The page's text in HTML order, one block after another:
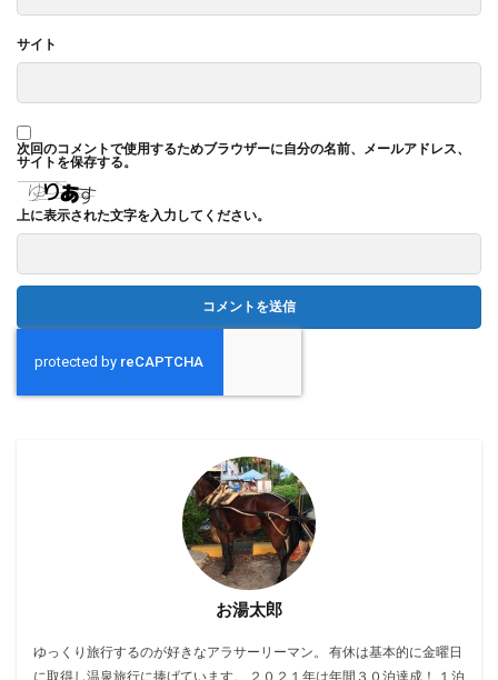
サイト
次回のコメントで使用するためブラウザーに自分の名前、メールアドレス、
サイトを保存する。
上に表示された文字を入力してください。
お湯太郎
ゆっくり旅行するのが好きなアラサーリーマン。 有休は基本的に金曜日
に取得し温泉旅行に捧げています。 ２０２１年は年間３０泊達成！ １泊